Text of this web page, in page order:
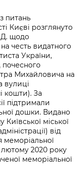
з питань
Києві розглянуто
Д. щодо
честь видатного
України,
почесного
Михайловича на
вулиці
кошти). За
підтримали
дошки. Видано
міської
від
меморіальної
2020 року
меморіальної